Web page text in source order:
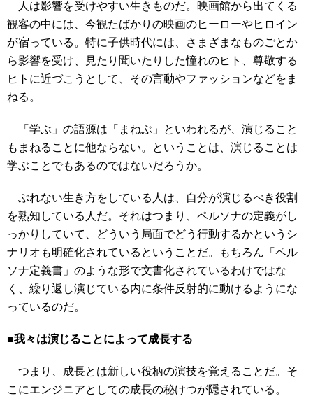
人は影響を受けやすい生きものだ。映画館から出てくる
観客の中には、今観たばかりの映画のヒーローやヒロイン
が宿っている。特に子供時代には、さまざまなものごとか
ら影響を受け、見たり聞いたりした憧れのヒト、尊敬する
ヒトに近づこうとして、その言動やファッションなどをま
ねる。
「学ぶ」の語源は「まねぶ」といわれるが、演じること
もまねることに他ならない。ということは、演じることは
学ぶことでもあるのではないだろうか。
ぶれない生き方をしている人は、自分が演じるべき役割
を熟知している人だ。それはつまり、ペルソナの定義がし
っかりしていて、どういう局面でどう行動するかというシ
ナリオも明確化されているということだ。もちろん「ペル
ソナ定義書」のような形で文書化されているわけではな
く、繰り返し演じている内に条件反射的に動けるようにな
っているのだ。
■我々は演じることによって成長する
つまり、成長とは新しい役柄の演技を覚えることだ。そ
こにエンジニアとしての成長の秘けつが隠されている。